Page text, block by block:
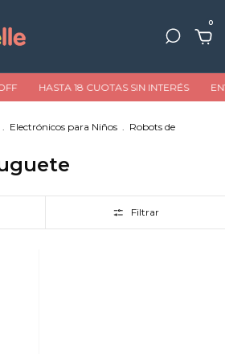
0
HASTA 18 CUOTAS SIN INTERÉS
. Electrónicos para Niños . Robots de
Filtrar